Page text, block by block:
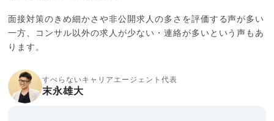
面接対策のきめ細かさや非公開求人の多さを評価する声が多い
一方、コンサル以外の求人が少ない・連絡が多いという声もあ
ります。
すべらないキャリアエージェント代表
末永雄大